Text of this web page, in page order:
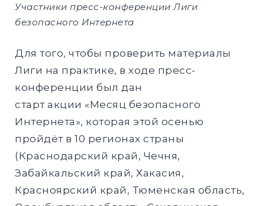
Участники пресс-конференции Лиги
безопасного Интернета
Для того, чтобы проверить материалы
Лиги на практике, в ходе пресс-
конференции был дан
старт акции «Месяц безопасного
Интернета», которая этой осенью
пройдёт в 10 регионах страны
(Краснодарский край, Чечня,
Забайкальский край, Хакасия,
Красноярский край, Тюменская область,